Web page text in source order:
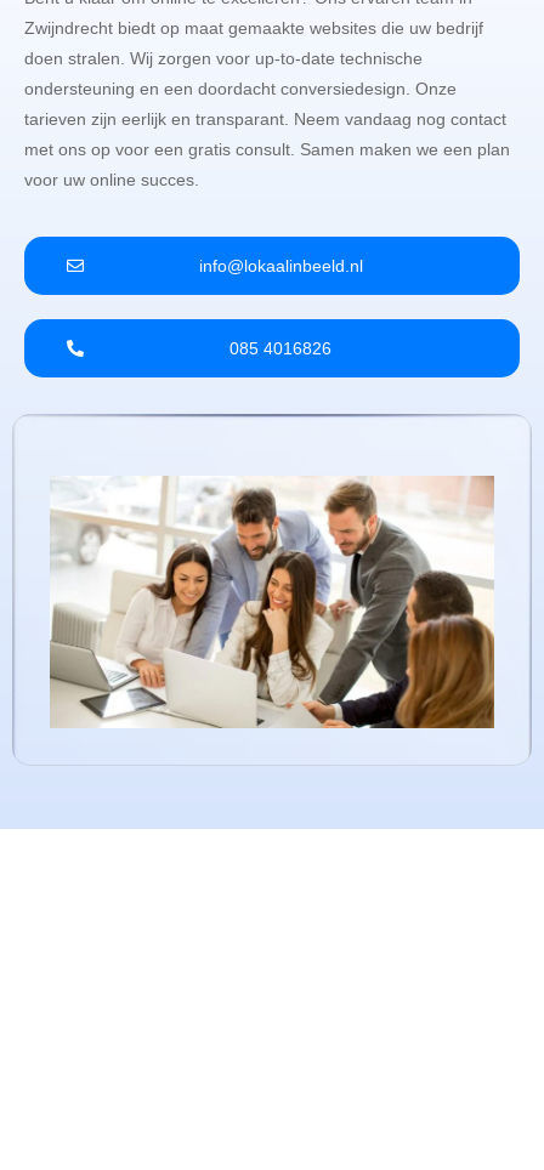
Zwijndrecht biedt op maat gemaakte websites die uw bedrijf
doen stralen. Wij zorgen voor up-to-date technische
ondersteuning en een doordacht conversiedesign. Onze
tarieven zijn eerlijk en transparant. Neem vandaag nog contact
met ons op voor een gratis consult. Samen maken we een plan
voor uw online succes.
info@lokaalinbeeld.nl
085 4016826